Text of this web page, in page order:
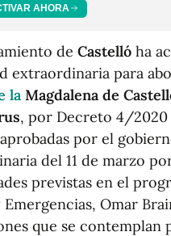
AHORA
de Castelló ha
extraordinaria para
la Magdalena de
, por Decreto 4/2020
por el
del 11 de marzo
previstas en el
Emergencias, Omar
que se